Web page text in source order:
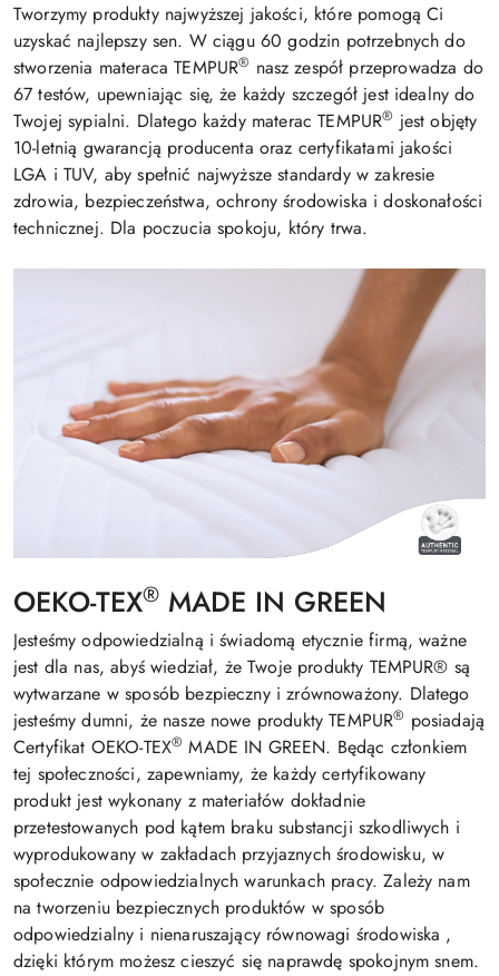
Tworzymy produkty najwyższej jakości, które pomogą Ci
uzyskać najlepszy sen. W ciągu 60 godzin potrzebnych do
stworzenia materaca TEMPUR® nasz zespół przeprowadza do
67 testów, upewniając się, że każdy szczegół jest idealny do
Twojej sypialni. Dlatego każdy materac TEMPUR® jest objęty
10-letnią gwarancją producenta oraz certyfikatami jakości
LGA i TUV, aby spełnić najwyższe standardy w zakresie
zdrowia, bezpieczeństwa, ochrony środowiska i doskonałości
technicznej. Dla poczucia spokoju, który trwa.
OEKO-TEX® MADE IN GREEN
Jesteśmy odpowiedzialną i świadomą etycznie firmą, ważne
jest dla nas, abyś wiedział, że Twoje produkty TEMPUR® są
wytwarzane w sposób bezpieczny i zrównoważony. Dlatego
jesteśmy dumni, że nasze nowe produkty TEMPUR® posiadają
Certyfikat OEKO-TEX® MADE IN GREEN. Będąc członkiem
tej społeczności, zapewniamy, że każdy certyfikowany
produkt jest wykonany z materiałów dokładnie
przetestowanych pod kątem braku substancji szkodliwych i
wyprodukowany w zakładach przyjaznych środowisku, w
społecznie odpowiedzialnych warunkach pracy. Zależy nam
na tworzeniu bezpiecznych produktów w sposób
odpowiedzialny i nienaruszający równowagi środowiska ,
dzięki którym możesz cieszyć się naprawdę spokojnym snem.